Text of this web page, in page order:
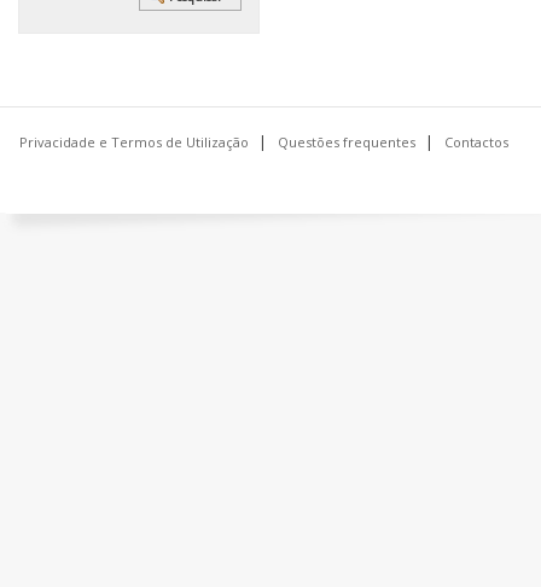
Privacidade e Termos de Utilização Questões frequentes Contactos